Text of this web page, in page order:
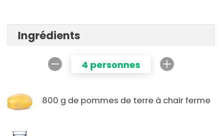
Ingrédients
4 personnes
800 g de pommes de terre à chair ferme